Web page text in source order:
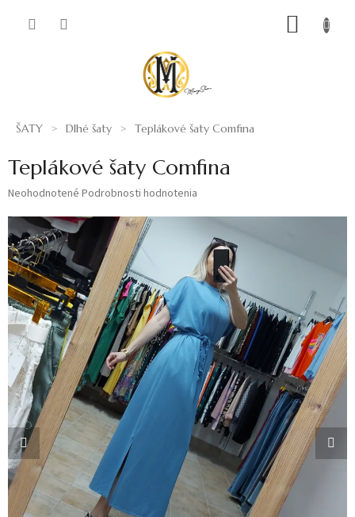
ŠATY Dlhé šaty Teplákové šaty Comfina
Teplákové šaty Comfina
Priemerné
produktu
je
0,0
z
5
hviezdičiek.
Neohodnotené Podrobnosti hodnotenia